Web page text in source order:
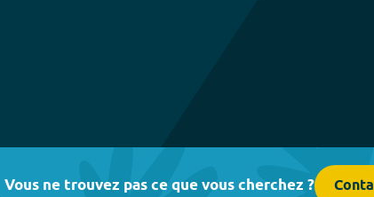
Vous ne trouvez pas ce que vous cherchez ?